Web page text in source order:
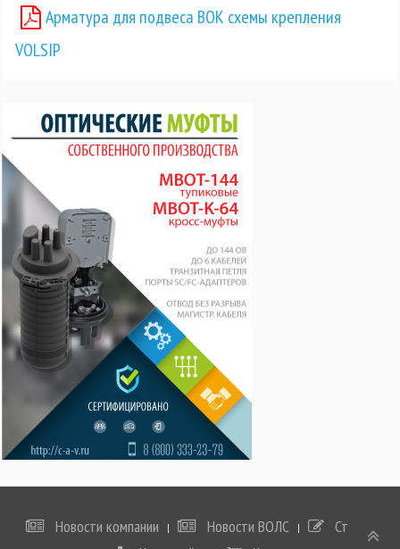
Арматура для подвеса ВОК схемы крепления
VOLSIP
Новости компании Новости ВОЛС
Статьи